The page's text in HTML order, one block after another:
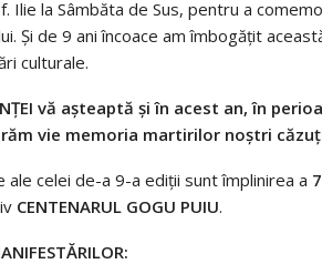
Ilie la Sâmbăta de Sus, pentru a
Și de 9 ani încoace am îmbogățit
culturale.
vă așteaptă și în acest an, în
vie memoria martirilor noștri
ale celei de-a 9-a ediții sunt împlinirea a
CENTENARUL GOGU PUIU.